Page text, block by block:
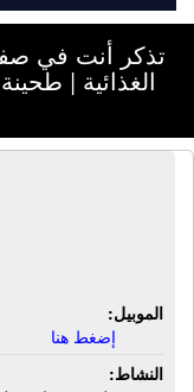
تذكر أنت في
الغذائية |
الموبيل:
إضغط هنا
النشاط: